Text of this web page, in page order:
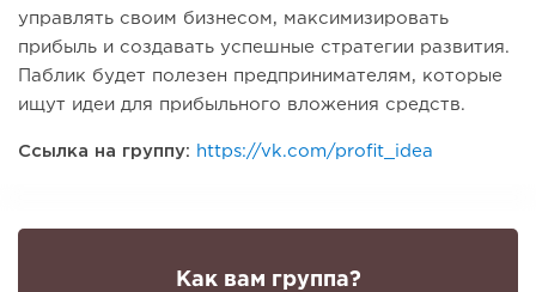
управлять своим бизнесом, максимизировать
прибыль и создавать успешные стратегии развития.
Паблик будет полезен предпринимателям, которые
ищут идеи для прибыльного вложения средств.
Ссылка на группу: https://vk.com/profit_idea
Как вам группа?